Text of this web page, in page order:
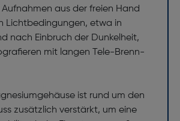
Aufnahmen aus der freien Hand
Lichtbedingungen, etwa in
nach Einbruch der Dunkel­heit,
mit langen Tele-Brenn­
ist rund um den
zusätzlich verstärkt, um eine